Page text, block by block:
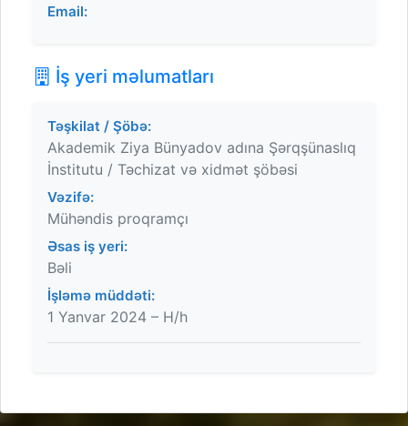
Email:
İş yeri məlumatları
Təşkilat / Şöbə:
Akademik Ziya Bünyadov adına Şərqşünaslıq
İnstitutu / Təchizat və xidmət şöbəsi
Vəzifə:
Mühəndis proqramçı
Əsas iş yeri:
Bəli
İşləmə müddəti:
1 Yanvar 2024 – H/h